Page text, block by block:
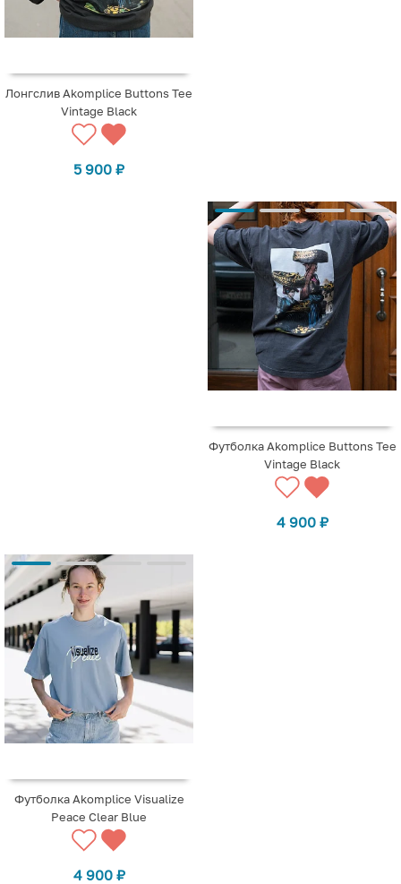
Лонгслив Akomplice Buttons Tee
Vintage Black
5 900 ₽
Футболка Akomplice Buttons Tee
Vintage Black
4 900 ₽
Футболка Akomplice Visualize
Peace Clear Blue
4 900 ₽